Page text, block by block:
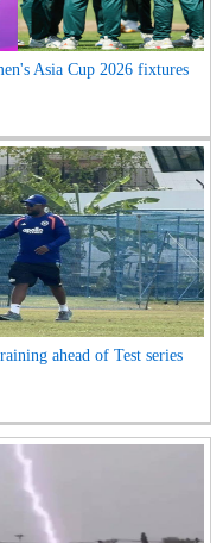
Asia Cup 2026 fixtures
ahead of Test series